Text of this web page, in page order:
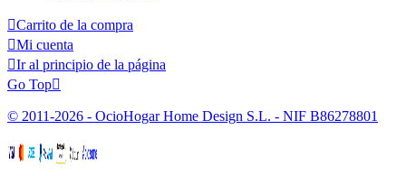
Carrito de la compra
Mi cuenta
Ir al principio de la página
Go Top
© 2011-2026 - OcioHogar Home Design S.L. - NIF B86278801